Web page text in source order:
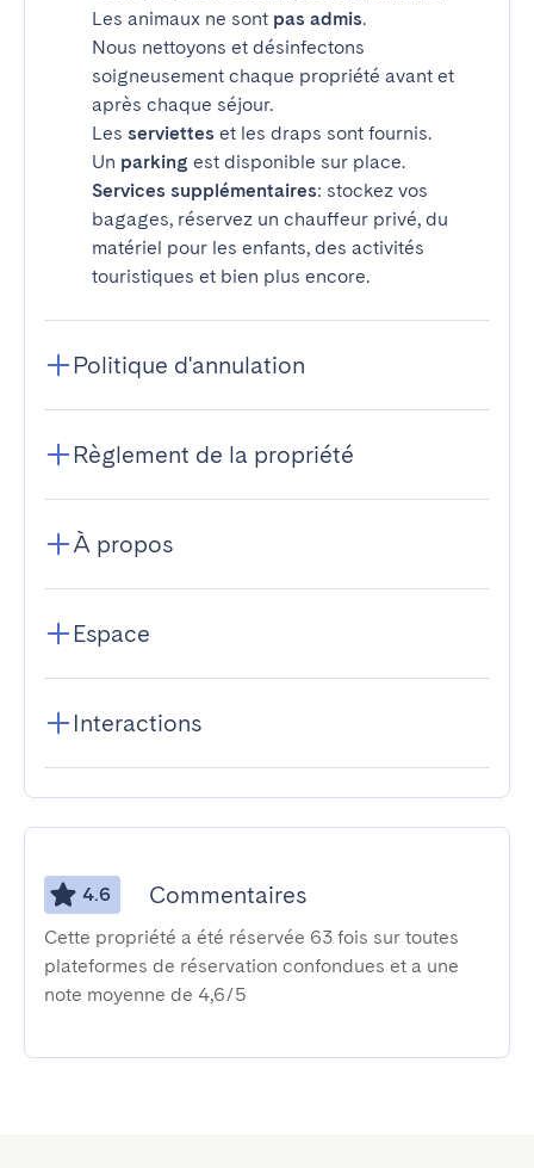
Les animaux ne sont pas admis.
Nous nettoyons et désinfectons
soigneusement chaque propriété avant et
après chaque séjour.
Les serviettes et les draps sont fournis.
Un parking est disponible sur place.
Services supplémentaires: stockez vos
bagages, réservez un chauffeur privé, du
matériel pour les enfants, des activités
touristiques et bien plus encore.
Politique d'annulation
Règlement de la propriété
À propos
Espace
Interactions
4.6 Commentaires
Cette propriété a été réservée 63 fois sur toutes
plateformes de réservation confondues et a une
note moyenne de 4,6/5